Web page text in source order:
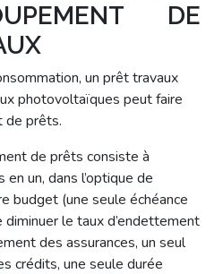
DE
un prêt travaux
photovoltaïques peut faire
de prêts.
de prêts consiste à
un, dans l’optique de
budget (une seule échéance
le taux d’endettement
des assurances, un seul
crédits, une seule durée